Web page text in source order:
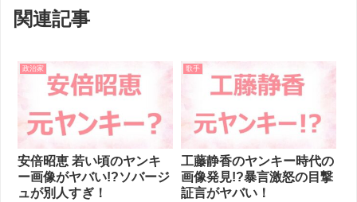
関連記事
政治家
安倍昭恵 若い頃のヤンキ
ー画像がヤバい!?ソバージ
ュが別人すぎ！
歌手
工藤静香のヤンキー時代の
画像発見!?暴言激怒の目撃
証言がヤバい！